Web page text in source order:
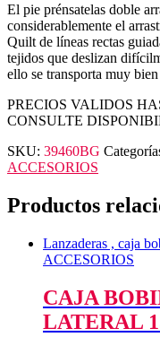
El pie prénsatelas doble
considerablemente el
Quilt de líneas rectas
tejidos que deslizan
ello se transporta muy bien
PRECIOS VALIDOS
CONSULTE
SKU: 39460BG
ACCESORIOS
Productos
Lanzaderas , caja
ACCESORIOS
CAJA
LATERAL